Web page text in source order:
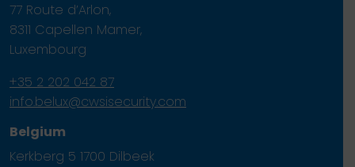
77 Route d’Arlon,
8311 Capellen Mamer,
Luxembourg
+35 2 202 042 87
info.belux@cwsisecurity.com
Belgium
Kerkberg 5 1700 Dilbeek